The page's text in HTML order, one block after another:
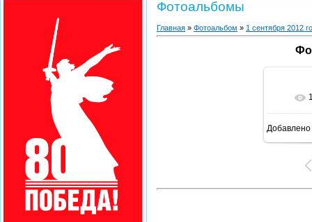
Фотоальбомы
Главная » Фотоальбом » 1 сентября 2012
Добавлено